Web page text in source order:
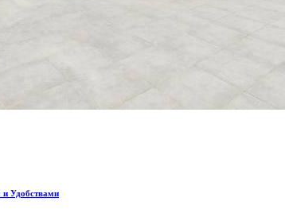
и Удобствами